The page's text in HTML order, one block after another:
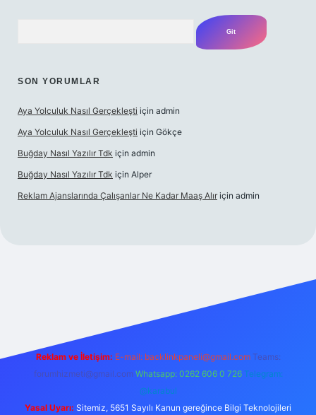
SON YORUMLAR
Aya Yolculuk Nasıl Gerçekleşti için admin
Aya Yolculuk Nasıl Gerçekleşti için Gökçe
Buğday Nasıl Yazılır Tdk için admin
Buğday Nasıl Yazılır Tdk için Alper
Reklam Ajanslarında Çalışanlar Ne Kadar Maaş Alır için admin
Reklam ve İletişim: E-mail: backlinkpaneli@gmail.com Teams:
forumhizmeti@gmail.com Whatsapp: 0262 606 0 726 Telegram:
@karabul
Yasal Uyarı: Sitemiz, 5651 Sayılı Kanun gereğince Bilgi Teknolojileri